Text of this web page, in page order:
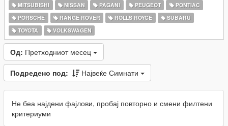
MITSUBISHI
NISSAN PAGANI PEUGEOT
PONTIAC
PORSCHE
RANGE ROVER ROLLS ROYCE
SUBARU
TOYOTA
VOLKSWAGEN
Од: Претходниот месец
Подредено под: Највеќе Симнати
Не беа најдени фајлови, пробај повторно и смени филтени
критериуми